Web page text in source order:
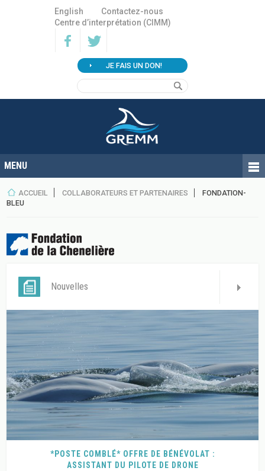
English
Contactez-nous
Centre d’interprétation (CIMM)
JE FAIS UN DON!
ACCUEIL COLLABORATEURS ET PARTENAIRES
FONDATION-
BLEU
Nouvelles
*POSTE COMBLÉ* OFFRE DE BÉNÉVOLAT :
ASSISTANT DU PILOTE DE DRONE